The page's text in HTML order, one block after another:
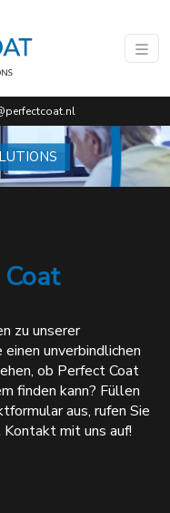
zu unserer
unverbindlichen
ob Perfect Coat
finden kann? Füllen
aus, rufen Sie
Kontakt mit uns auf!